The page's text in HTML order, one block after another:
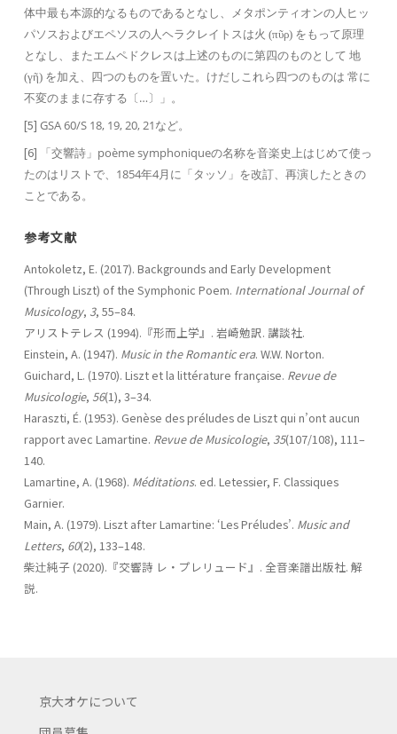
体中最も本源的なるものであるとなし、メタポンティオンの人ヒッ
パソスおよびエペソスの人ヘラクレイトスは火 (πῦρ) をもって原理
となし、またエムペドクレスは上述のものに第四のものとして 地
(γῆ) を加え、四つのものを置いた。けだしこれら四つのものは 常に
不変のままに存する〔…〕」。
[5] GSA 60/S 18, 19, 20, 21など。
[6] 「交響詩」poème symphoniqueの名称を音楽史上はじめて使っ
たのはリストで、1854年4月に「タッソ」を改訂、再演したときの
ことである。
参考文献
Antokoletz, E. (2017). Backgrounds and Early Development
(Through Liszt) of the Symphonic Poem. International Journal of
Musicology, 3, 55–84.
アリストテレス (1994).『形而上学』. 岩崎勉訳. 講談社.
Einstein, A. (1947). Music in the Romantic era. W.W. Norton.
Guichard, L. (1970). Liszt et la littérature française. Revue de
Musicologie, 56(1), 3–34.
Haraszti, É. (1953). Genèse des préludes de Liszt qui n’ont aucun
rapport avec Lamartine. Revue de Musicologie, 35(107/108), 111–
140.
Lamartine, A. (1968). Méditations. ed. Letessier, F. Classiques
Garnier.
Main, A. (1979). Liszt after Lamartine: ‘Les Préludes’. Music and
Letters, 60(2), 133–148.
柴辻󠄀純子 (2020).『交響詩 レ・プレリュード』. 全音楽譜出版社. 解
説.
京大オケについて